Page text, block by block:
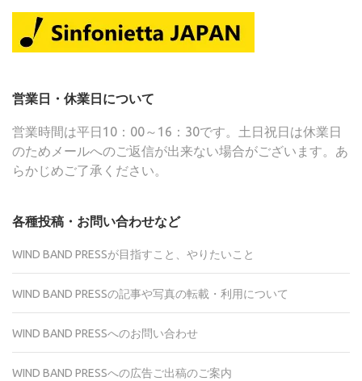
営業日・休業日について
営業時間は平日10：00～16：30です。土日祝日は休業日
のためメールへのご返信が出来ない場合がございます。あ
らかじめご了承ください。
各種投稿・お問い合わせなど
WIND BAND PRESSが目指すこと、やりたいこと
WIND BAND PRESSの記事や写真の転載・利用について
WIND BAND PRESSへのお問い合わせ
WIND BAND PRESSへの広告ご出稿のご案内